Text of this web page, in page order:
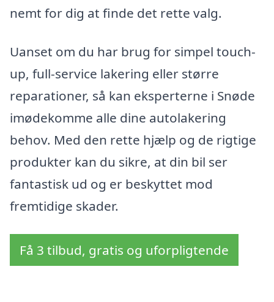
nemt for dig at finde det rette valg.
Uanset om du har brug for simpel touch-
up, full-service lakering eller større
reparationer, så kan eksperterne i Snøde
imødekomme alle dine autolakering
behov. Med den rette hjælp og de rigtige
produkter kan du sikre, at din bil ser
fantastisk ud og er beskyttet mod
fremtidige skader.
Få 3 tilbud, gratis og uforpligtende